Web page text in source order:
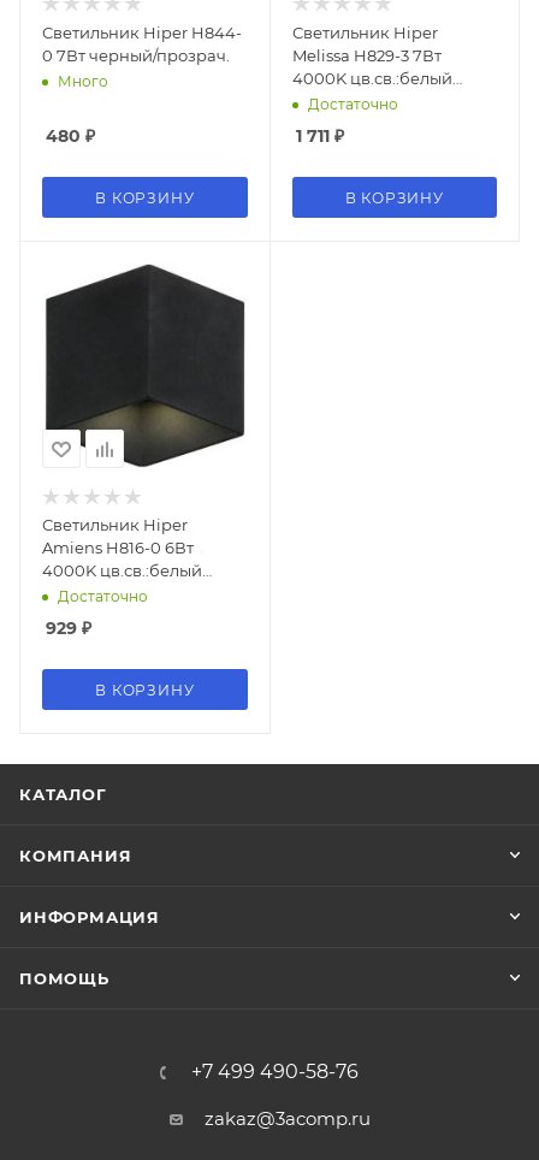
Светильник Hiper H844-
0 7Вт черный/прозрач.
Много
480 ₽
В КОРЗИНУ
Светильник Hiper
Melissa H829-3 7Вт
4000K цв.св.:белый
нейтральный кофейный
Достаточно
1 711₽
В КОРЗИНУ
Светильник Hiper
Amiens H816-0 6Вт
4000K цв.св.:белый
нейтральный черный
Достаточно
929 ₽
В КОРЗИНУ
КАТАЛОГ
КОМПАНИЯ
ИНФОРМАЦИЯ
ПОМОЩЬ
+7 499 490-58-76
zakaz@3acomp.ru